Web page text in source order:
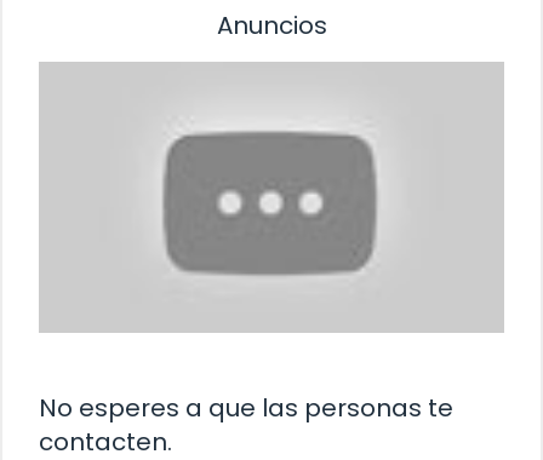
Anuncios
No esperes a que las personas te
contacten.